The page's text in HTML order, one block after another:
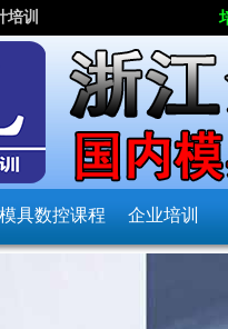
培训
模具数控课程 企业培训